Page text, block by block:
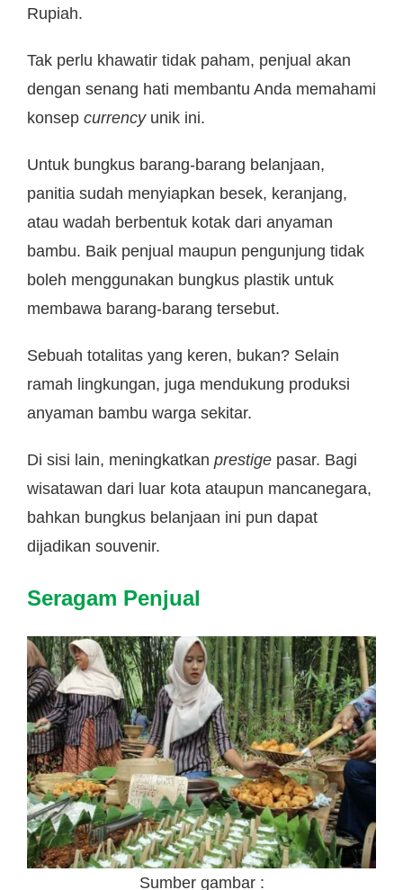
Rupiah.
Tak perlu khawatir tidak paham, penjual akan
dengan senang hati membantu Anda memahami
konsep currencyunik ini.
Untuk bungkus barang-barang belanjaan,
panitia sudah menyiapkan besek, keranjang,
atau wadah berbentuk kotak dari anyaman
bambu. Baik penjual maupun pengunjung tidak
boleh menggunakan bungkus plastik untuk
membawa barang-barang tersebut.
Sebuah totalitas yang keren, bukan? Selain
ramah lingkungan, juga mendukung produksi
anyaman bambu warga sekitar.
Di sisi lain, meningkatkan prestigepasar. Bagi
wisatawan dari luar kota ataupun mancanegara,
bahkan bungkus belanjaan ini pun dapat
dijadikan souvenir.
Seragam Penjual
Sumber gambar :